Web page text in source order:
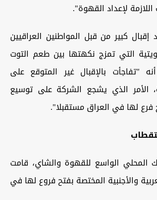
لإعداد القهوة".
كبير من قبل المواطنين العراقيين
التي تمزج نكهتها بين طعم التوت
أنه "تفاجأت بالإقبال غير المتوقع على
الأمر الذي يشجع الشركة على توسيع
فرع لها في العراق مستقبلا".
المحلي الواسع للقهوة والشاي، قامت
والأجنبية المختصة بفتح فروع لها في